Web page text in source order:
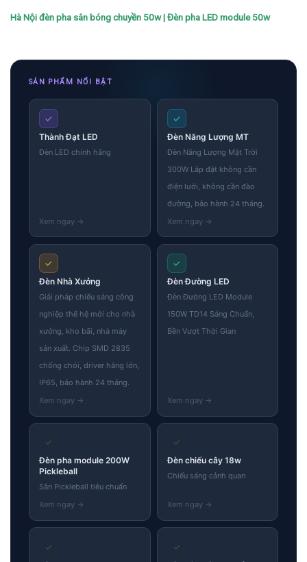
Hà Nội đèn pha sân bóng chuyền 50w | Đèn pha LED module 50w
SẢN PHẨM NỔI BẬT
✓
Thành Đạt LED
Đèn LED chính hãng
✓
Đèn Năng Lượng MT
Đèn Năng Lượng Mặt Trời
300W Lắp đặt không cần
điện lưới, không cần đào
đường, bảo hành 24 tháng.
✓
Đèn Nhà Xưởng
Giải pháp chiếu sáng công
nghiệp thế hệ mới cho nhà
xưởng, kho bãi, nhà máy
sản xuất. Chip SMD 2835
chống chói, driver hãng lớn,
IP65, bảo hành 24 tháng.
✓
Đèn Đường LED
Đèn Đường LED Module
150W TD14 Sáng Chuẩn,
Bền Vượt Thời Gian
✓
Đèn pha module 200W
Pickleball
Sân Pickleball tiêu chuẩn
✓
Đèn chiếu cây 18w
Chiếu sáng cảnh quan
✓ ✓